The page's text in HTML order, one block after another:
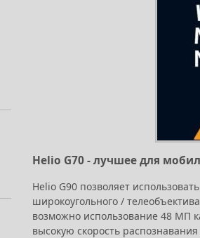
Helio G70 - лучшее для
Helio G90 позволяет
широкоугольного /
возможно использование 48 МП
высокую скорость